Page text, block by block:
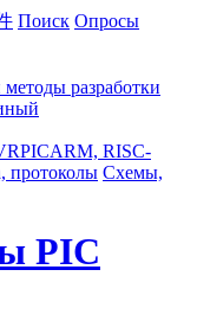
Поиск Опросы
разработки
PICARM, RISC-
протоколы Схемы,
PIC